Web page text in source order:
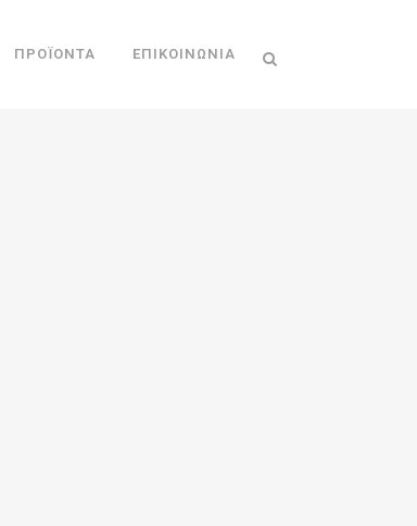
ΠΡΟΪΌΝΤΑ ΕΠΙΚΟΙΝΩΝΊΑ